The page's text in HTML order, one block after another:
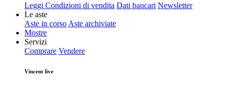
Leggi Condizioni di vendita Dati bancari Newsletter
Le aste
Aste in corso Aste archiviate
Mostre
Servizi
Comprare Vendere
Vincent live